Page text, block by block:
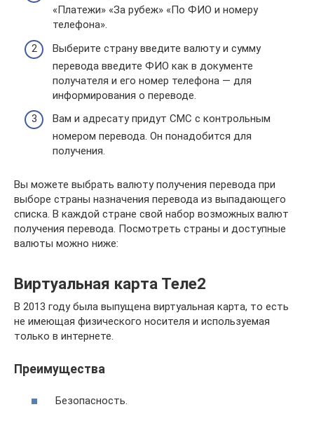
«Платежи» «За рубеж» «По ФИО и номеру
телефона».
Выберите страну введите валюту и сумму
перевода введите ФИО как в документе
получателя и его номер телефона — для
информирования о переводе.
Вам и адресату придут СМС с контрольным
номером перевода. Он понадобится для
получения.
Вы можете выбрать валюту получения перевода при
выборе страны назначения перевода из выпадающего
списка. В каждой стране свой набор возможных валют
получения перевода. Посмотреть страны и доступные
валюты можно ниже:
Виртуальная карта Теле2
В 2013 году была выпущена виртуальная карта, то есть
не имеющая физического носителя и используемая
только в интернете.
Преимущества
Безопасность.